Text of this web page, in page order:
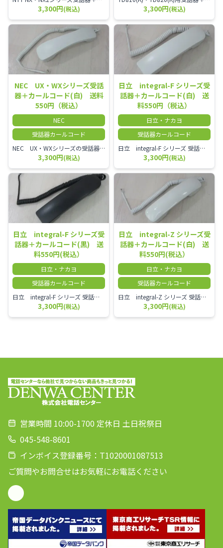
3,300円(税込) 3,300円(税込)
NEC UX・WXシリーズ受話
器＋カールコード(白) 送料
550円（税込）
NEC
受話器カールコード
NEC UX・WXシリーズの受話器とカールコードセット／本商品は中古品となります。 写真では分かりにくいキズ・汚れなどの使用感があります。 経年変化で日焼けの色味が強くなる場合がございます。 予めご理解・ご了承頂きますようお願いいたします。
3,300円(税込)
日立 integral-F シリーズ受
話器＋カールコード(白) 送
料550円（税込）
日立・ナカヨ
受話器カールコード
日立 integral-F シリーズ 受話器＋カールコード セット（白）／本商品は中古品となります。 写真では分かりにくいキズ・汚れなどの使用感があります。 経年変化で日焼けの色味が強くなる場合がございます。 予めご理解・ご了承頂きますようお願いいたします。
3,300円(税込)
日立 integral-F シリーズ受
話器＋カールコード(黒) 送
料550円(税込）
日立・ナカヨ
受話器カールコード
日立 integral-F シリーズ 受話器＋カールコード セット（白）／本商品は中古品となります。 写真では分かりにくいキズ・汚れなどの使用感があります。 経年変化で日焼けの色味が強くなる場合がございます。 予めご理解・ご了承頂きますようお願いいたします。
3,300円(税込)
日立 integral-Z シリーズ受
話器＋カールコード(白) 送
料550円(税込）
日立・ナカヨ
受話器カールコード
日立 integral-Z シリーズ 受話器＋カールコード セット（白）／本商品は中古品となります。 写真では分かりにくいキズ・汚れなどの使用感があります。 経年変化で日焼けの色味が強くなる場合がございます。 予めご理解・ご了承頂きますようお願いいたします。
3,300円(税込)
営業時間 10:00-1700 定休日 土日祝祭日
045-548-8601
インボイス登録番号：T1020001087513
ご質問やお問合せはお気軽にお電話ください